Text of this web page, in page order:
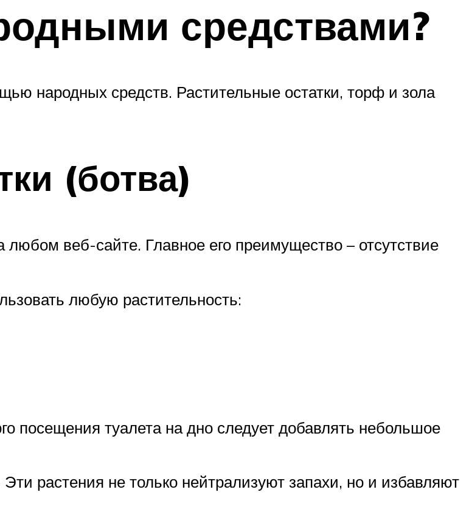
средствами?
народных средств. Растительные остатки, торф и зола
(ботва)
веб-сайте. Главное его преимущество – отсутствие
любую растительность:
посещения туалета на дно следует добавлять небольшое
растения не только нейтрализуют запахи, но и избавляют